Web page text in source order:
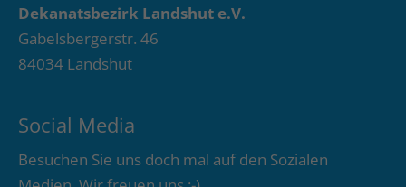
Dekanatsbezirk Landshut e.V.
Gabelsbergerstr. 46
84034 Landshut
Social Media
Besuchen Sie uns doch mal auf den Sozialen